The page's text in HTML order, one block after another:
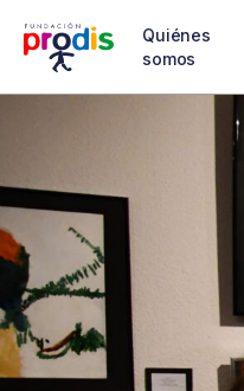
Quiénes
somos